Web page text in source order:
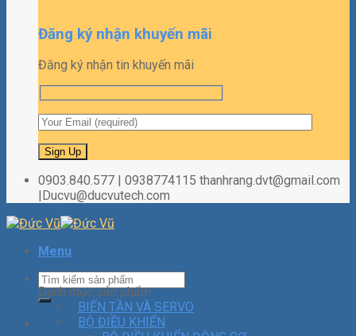
Đăng ký nhận khuyến mãi
Đăng ký nhận tin khuyến mãi
0903.840.577 | 0938774115 thanhrang.dvt@gmail.com
|Ducvu@ducvutech.com
Menu
Danh mục sản phẩm
BIẾN TẦN VÀ SERVO
BỘ ĐIỀU KHIỂN